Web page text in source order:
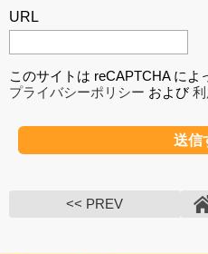
URL
このサイトは reCAPTCHA に
プライバシーポリシー および
<< PREV